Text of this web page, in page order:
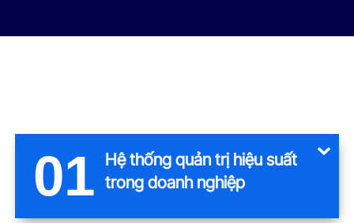
Hệ thống quản trị hiệu suất
trong doanh nghiệp
01